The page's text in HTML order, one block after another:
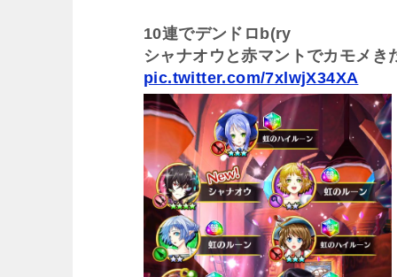
10連でデンドロb(ry
シャナオウと赤マントでカモメ
pic.twitter.com/7xlwjX34XA